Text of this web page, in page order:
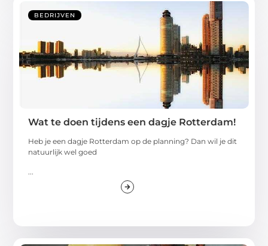
BEDRIJVEN
Wat te doen tijdens een dagje Rotterdam!
Heb je een dagje Rotterdam op de planning? Dan wil je dit
natuurlijk wel goed